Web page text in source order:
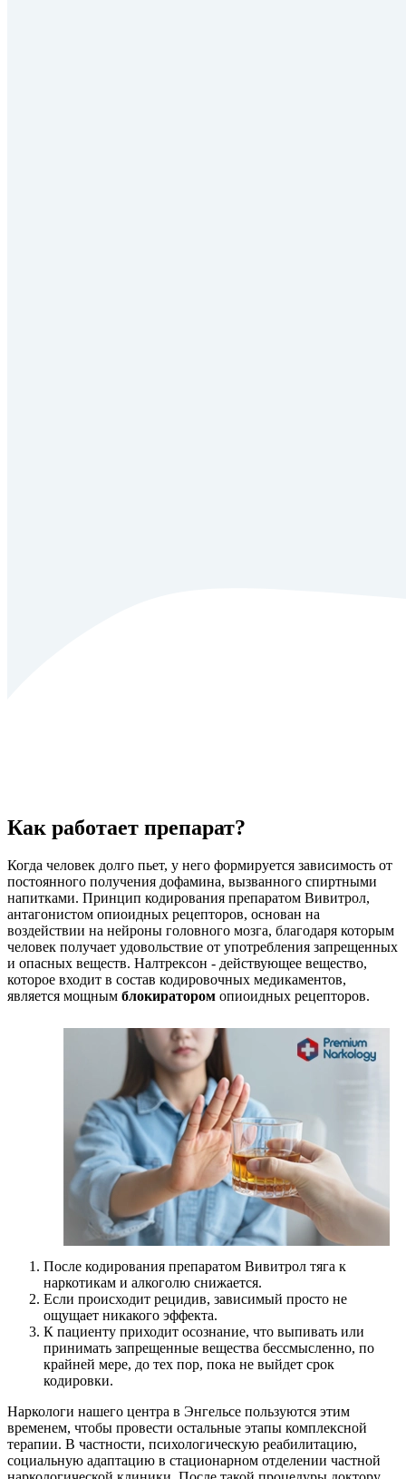
Как работает препарат?
Когда человек долго пьет, у него формируется зависимость от
постоянного получения дофамина, вызванного спиртными
напитками. Принцип кодирования препаратом Вивитрол,
антагонистом опиоидных рецепторов, основан на
воздействии на нейроны головного мозга, благодаря которым
человек получает удовольствие от употребления запрещенных
и опасных веществ. Налтрексон - действующее вещество,
которое входит в состав кодировочных медикаментов,
является мощным блокиратором опиоидных рецепторов.
После кодирования препаратом Вивитрол тяга к
наркотикам и алкоголю снижается.
Если происходит рецидив, зависимый просто не
ощущает никакого эффекта.
К пациенту приходит осознание, что выпивать или
принимать запрещенные вещества бессмысленно, по
крайней мере, до тех пор, пока не выйдет срок
кодировки.
Наркологи нашего центра в Энгельсе пользуются этим
временем, чтобы провести остальные этапы комплексной
терапии. В частности, психологическую реабилитацию,
социальную адаптацию в стационарном отделении частной